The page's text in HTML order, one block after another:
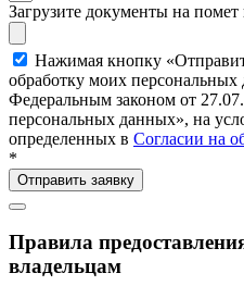
Загрузите документы на
Нажимая кнопку
обработку моих персональных
Федеральным законом от
персональных данных», на
определенных в Согласии на
*
Правила
владельцам